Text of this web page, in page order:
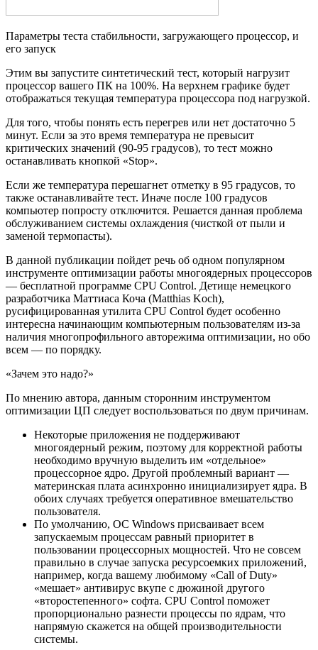
Параметры теста стабильности, загружающего процессор, и
его запуск
Этим вы запустите синтетический тест, который нагрузит
процессор вашего ПК на 100%. На верхнем графике будет
отображаться текущая температура процессора под нагрузкой.
Для того, чтобы понять есть перегрев или нет достаточно 5
минут. Если за это время температура не превысит
критических значений (90-95 градусов), то тест можно
останавливать кнопкой «Stop».
Если же температура перешагнет отметку в 95 градусов, то
также останавливайте тест. Иначе после 100 градусов
компьютер попросту отключится. Решается данная проблема
обслуживанием системы охлаждения (чисткой от пыли и
заменой термопасты).
В данной публикации пойдет речь об одном популярном
инструменте оптимизации работы многоядерных процессоров
— бесплатной программе CPU Control. Детище немецкого
разработчика Маттиаса Коча (Matthias Koch),
русифицированная утилита CPU Control будет особенно
интересна начинающим компьютерным пользователям из-за
наличия многопрофильного авторежима оптимизации, но обо
всем — по порядку.
«Зачем это надо?»
По мнению автора, данным сторонним инструментом
оптимизации ЦП следует воспользоваться по двум причинам.
Некоторые приложения не поддерживают
многоядерный режим, поэтому для корректной работы
необходимо вручную выделить им «отдельное»
процессорное ядро. Другой проблемный вариант —
материнская плата асинхронно инициализирует ядра. В
обоих случаях требуется оперативное вмешательство
пользователя.
По умолчанию, ОС Windows присваивает всем
запускаемым процессам равный приоритет в
пользовании процессорных мощностей. Что не совсем
правильно в случае запуска ресурсоемких приложений,
например, когда вашему любимому «Call of Duty»
«мешает» антивирус вкупе с дюжиной другого
«второстепенного» софта. CPU Control поможет
пропорционально разнести процессы по ядрам, что
напрямую скажется на общей производительности
системы.